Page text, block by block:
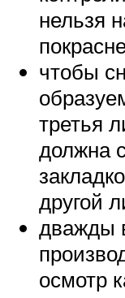
нельзя
чтобы
третья
должна
другой
дважды
осмотр